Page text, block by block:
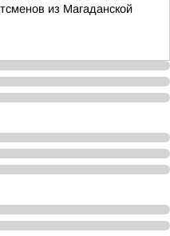
из Магаданской